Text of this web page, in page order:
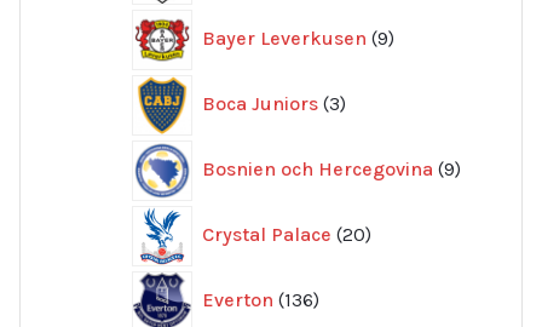
Bayer Leverkusen 9
produkter
Boca Juniors 3
produkter
Bosnien och Hercegovina 9
produkter
Crystal Palace 20
produkter
Everton 136
produkter